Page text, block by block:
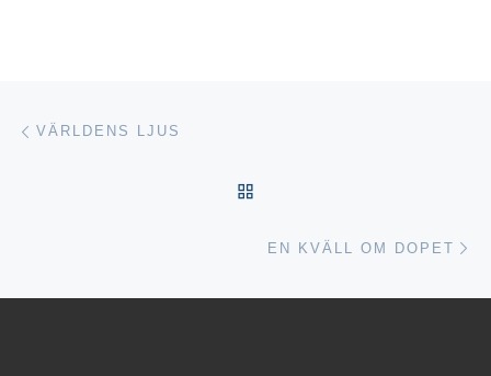
Inläggsnavigering
VÄRLDENS LJUS
EN KVÄLL OM DOPET